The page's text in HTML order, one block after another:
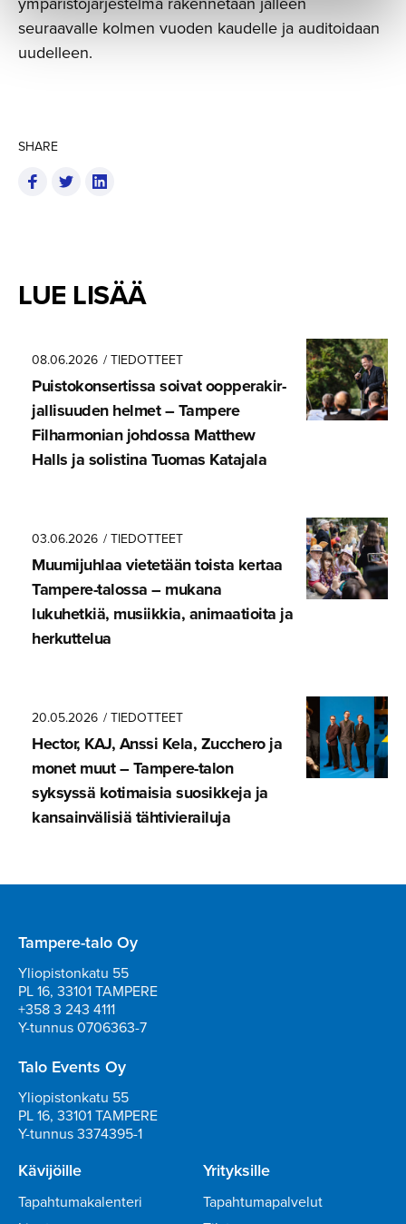
SHARE
seuraavalle kolmen vuoden kaudelle ja auditoidaan
uudelleen.
LUE LISÄÄ
08.06.2026 / TIEDOTTEET
Puistokon­ser­tissa soivat oopperakir­
jal­li­suuden helmet – Tampere
Filharmonian johdossa Matthew
Halls ja solistina Tuomas Katajala
03.06.2026 / TIEDOTTEET
Muumijuhlaa vietetään toista kertaa
Tampere-ta­lossa – mukana
lukuhetkiä, musiikkia, animaatioita ja
herkuttelua
20.05.2026 / TIEDOTTEET
Hector, KAJ, Anssi Kela, Zucchero ja
monet muut – Tampere-talon
syksyssä kotimaisia suosikkeja ja
kansainvä­lisiä tähtivie­railuja
Tampere-talo Oy
Yliopistonkatu 55
PL 16, 33101 TAMPERE
+358 3 243 4111
Y-tunnus 0706363-7
Talo Events Oy
Yliopistonkatu 55
PL 16, 33101 TAMPERE
Y-tunnus 3374395-1
Kävijöille
Tapahtumakalenteri
Yrityksille
Tapahtumapalvelut